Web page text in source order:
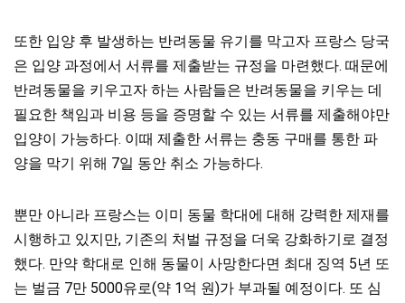
또한 입양 후 발생하는 반려동물 유기를 막고자 프랑스 당국
은 입양 과정에서 서류를 제출받는 규정을 마련했다. 때문에
반려동물을 키우고자 하는 사람들은 반려동물을 키우는 데
필요한 책임과 비용 등을 증명할 수 있는 서류를 제출해야만
입양이 가능하다. 이때 제출한 서류는 충동 구매를 통한 파
양을 막기 위해 7일 동안 취소 가능하다.
뿐만 아니라 프랑스는 이미 동물 학대에 대해 강력한 제재를
시행하고 있지만, 기존의 처벌 규정을 더욱 강화하기로 결정
했다. 만약 학대로 인해 동물이 사망한다면 최대 징역 5년 또
는 벌금 7만 5000유로(약 1억 원)가 부과될 예정이다. 또 심